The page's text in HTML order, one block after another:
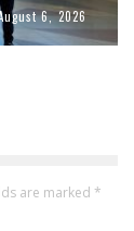
6, 2026
are marked *